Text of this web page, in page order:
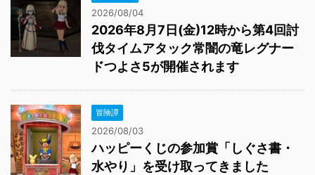
2026/08/04
2026年8月7日(金)12時から第4回討
伐タイムアタック常闇の竜レグナー
ドつよさ5が開催されます
冒険譚
2026/08/03
ハッピーくじの参加賞「しぐさ書・
水やり」を受け取ってきました